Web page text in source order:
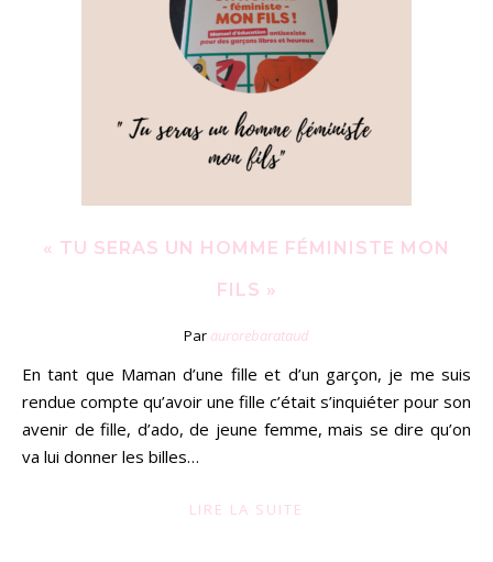
« TU SERAS UN HOMME FÉMINISTE MON
FILS »
Par aurorebarataud
En tant que Maman d’une fille et d’un garçon, je me suis
rendue compte qu’avoir une fille c’était s’inquiéter pour son
avenir de fille, d’ado, de jeune femme, mais se dire qu’on
va lui donner les billes…
LIRE LA SUITE